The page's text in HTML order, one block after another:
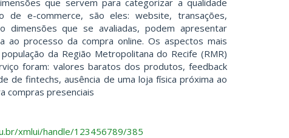
de e-commerce, são eles: website, transações,
dimensões que se avaliadas, podem apresentar
ao processo da compra online. Os aspectos mais
da Região Metropolitana do Recife (RMR)
foram: valores baratos dos produtos, feedback
de fintechs, ausência de uma loja física próxima ao
compras presenciais
xmlui/handle/123456789/385